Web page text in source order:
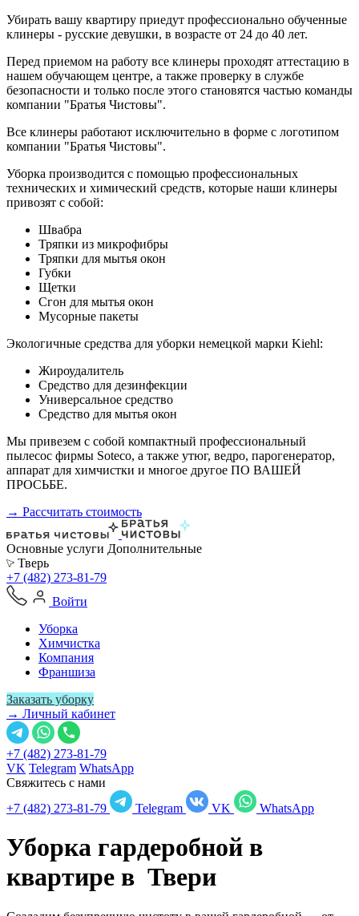
Убирать вашу квартиру приедут профессионально обученные
клинеры - русские девушки, в возрасте от 24 до 40 лет.
Перед приемом на работу все клинеры проходят аттестацию в
нашем обучающем центре, а также проверку в службе
безопасности и только после этого становятся частью команды
компании "Братья Чистовы".
Все клинеры работают исключительно в форме с логотипом
компании "Братья Чистовы".
Уборка производится с помощью профессиональных
технических и химический средств, которые наши клинеры
привозят с собой:
Швабра
Тряпки из микрофибры
Тряпки для мытья окон
Губки
Щетки
Сгон для мытья окон
Мусорные пакеты
Экологичные средства для уборки немецкой марки Kiehl:
Жироудалитель
Средство для дезинфекции
Универсальное средство
Средство для мытья окон
Мы привезем с собой компактный профессиональный
пылесос фирмы Soteco, а также утюг, ведро, парогенератор,
аппарат для химчистки и многое другое ПО ВАШЕЙ
ПРОСЬБЕ.
→ Рассчитать стоимость
Основные услуги Дополнительные
Тверь
+7 (482) 273-81-79
Войти
Уборка
Химчистка
Компания
Франшиза
Заказать уборку
→ Личный кабинет
+7 (482) 273-81-79
VK Telegram WhatsApp
Свяжитесь с нами
+7 (482) 273-81-79
Telegram VK WhatsApp
Уборка гардеробной в
квартире в Твери